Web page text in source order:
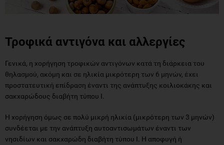
Τροφικά αντιγόνα και αλλεργίες
Γενικά, η χορήγηση τροφικών αντιγόνων κατά τη διάρκεια του
θηλασμού, ακόμη και σε ηλικία μικρότερη των 6 μηνών, έχει
προστατευτική επίδραση έναντι της ανάπτυξης κοιλιοκάκης και
σακχαρώδους διαβήτη τύπου Ι.
Η χορήγηση όμως σε πολύ μικρή ηλικία (μικρότερη των 3 μηνών)
συνδέεται με την ανάπτυξη αυτοαντισωμάτων έναντι των
νησιδίων και σακχαρώδη διαβήτη τύπου Ι. Η αποφυγή ή